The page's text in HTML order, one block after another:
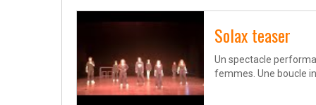
Solax teaser
Un spectacle
femmes. Une boucle